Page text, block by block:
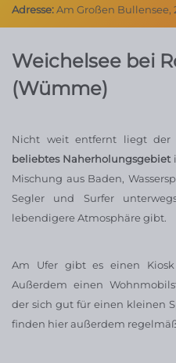
Adresse:Am Großen Bullensee,
Weichelsee bei
(Wümme)
Nicht weit entfernt liegt der
beliebtes Naherholungsgebiet
Mischung aus Baden,
Segler und Surfer
lebendigere Atmosphäre gibt.
Am Ufer gibt es einen
Außerdem einen
der sich gut für einen kleinen
finden hier außerdem